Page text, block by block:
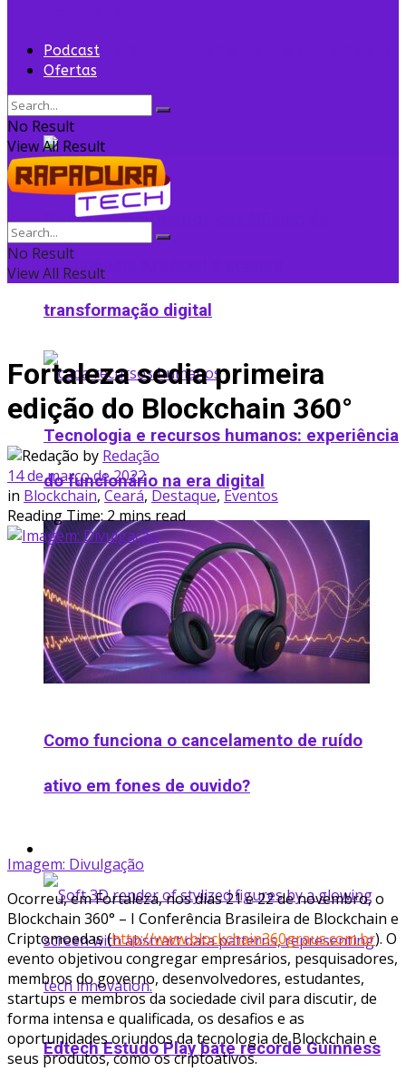
Flightradar24 vende 35% para Sprints Capital
para expansão
Grupo Edson Queiroz cria Núcleo de
Inteligência Artificial e acelera
transformação digital
Tecnologia e recursos humanos: experiência
do funcionário na era digital
Como funciona o cancelamento de ruído
ativo em fones de ouvido​?
Edtech Estudo Play bate recorde Guinness
Podcast
Ofertas
No Result
View All Result
No Result
View All Result
Fortaleza sedia primeira
edição do Blockchain 360°
by Redação
14 de março de 2022
in Blockchain,Ceará,Destaque,Eventos
Reading Time: 2 mins read
Imagem: Divulgação
Ocorreu, em Fortaleza, nos dias 21 e 22 de novembro, o
Blockchain 360° – I Conferência Brasileira de Blockchain e
Criptomoedas (http://www.blockchain360graus.com.br). O
evento objetivou congregar empresários, pesquisadores,
membros do governo, desenvolvedores, estudantes,
startups e membros da sociedade civil para discutir, de
forma intensa e qualificada, os desafios e as
oportunidades oriundos da tecnologia de Blockchain e
seus produtos, como os criptoativos.